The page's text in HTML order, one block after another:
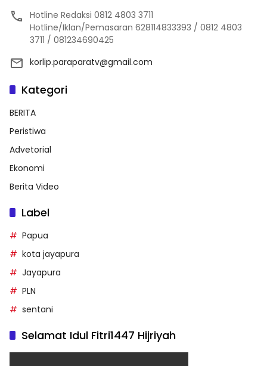
Hotline Redaksi 0812 4803 3711
Hotline/Iklan/Pemasaran 628114833393 / 0812 4803
3711 / 081234690425
korlip.paraparatv@gmail.com
Kategori
BERITA
Peristiwa
Advetorial
Ekonomi
Berita Video
Label
Papua
kota jayapura
Jayapura
PLN
sentani
Selamat Idul Fitri1447 Hijriyah